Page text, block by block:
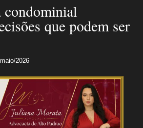
condominial
que podem ser
2026